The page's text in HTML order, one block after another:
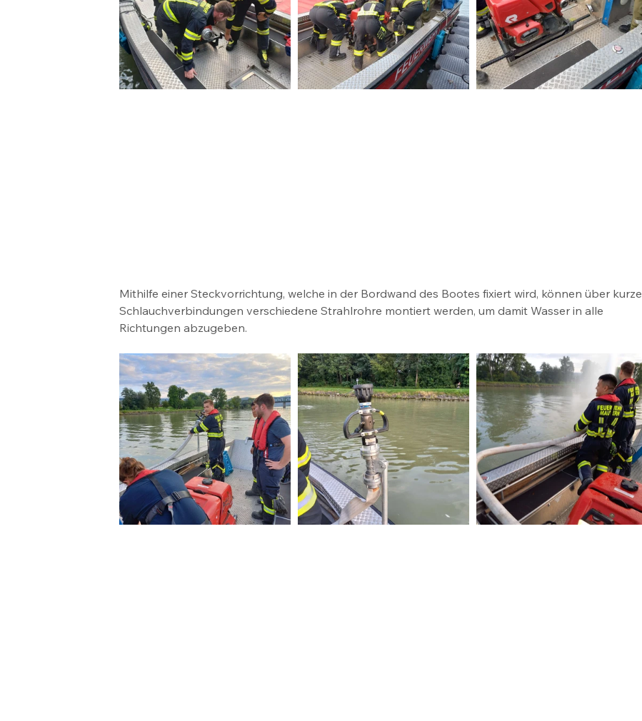
Mithilfe einer Steckvorrichtung, welche in der Bordwand des Bootes fixiert wird, können über kurze
Schlauchverbindungen verschiedene Strahlrohre montiert werden, um damit Wasser in alle
Richtungen abzugeben.